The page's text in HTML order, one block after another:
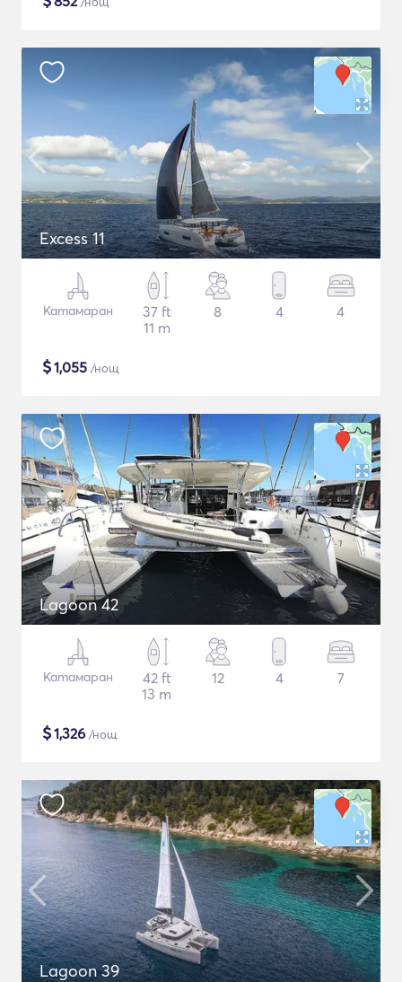
Excess 11
Катамаран
37 ft
11 m
8 4 4
$1,055 /нощ
Lagoon 42
Катамаран
42 ft
13 m
12 4 7
$1,326 /нощ
Lagoon 39